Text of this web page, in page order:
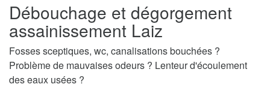
Débouchage et dégorgement
assainissement Laiz
Fosses sceptiques, wc, canalisations bouchées ?
Problème de mauvaises odeurs ? Lenteur d'écoulement
des eaux usées ?